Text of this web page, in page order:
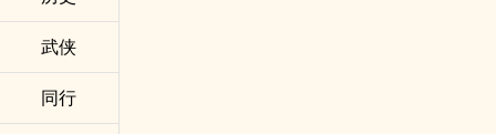
武侠
同行